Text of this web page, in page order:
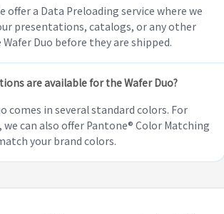
offer a Data Preloading service where we
presentations, catalogs, or any other
Duo before they are shipped.
are available for the Wafer Duo?
comes in several standard colors. For
we can also offer Pantone® Color Matching
your brand colors.